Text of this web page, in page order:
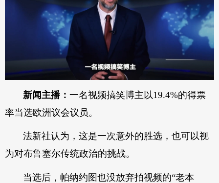
新闻主播：一名视频搞笑博主以19.4%的得票
率当选欧洲议会议员。
法新社认为，这是一次意外的胜选，也可以视
为对布鲁塞尔传统政治的挑战。
当选后，帕纳约图也没放弃拍视频的“老本